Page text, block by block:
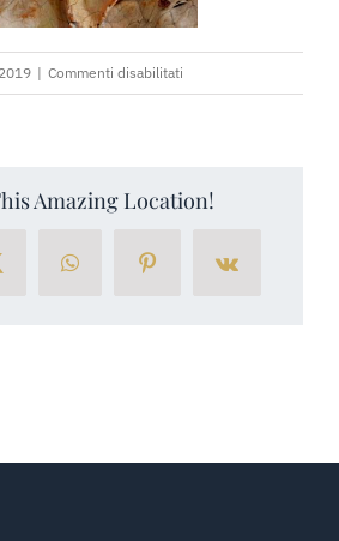
| Commenti disabilitati
carne-
menapace-
Amazing Location!
WhatsAppPinterestVk